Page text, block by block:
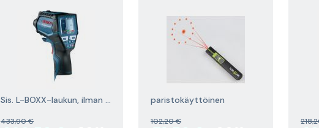
Sis. L-BOXX-laukun, ilman akkuja ja laturia
433,90 €
paristokäyttöinen
102,20 €